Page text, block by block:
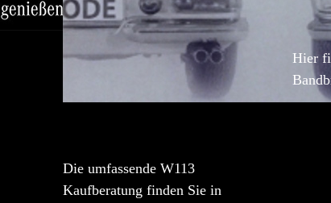
Die umfassende W113
Kaufberatung finden Sie in
Hier